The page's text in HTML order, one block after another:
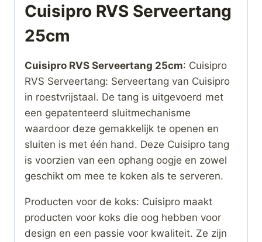
Cuisipro RVS Serveertang
25cm
Cuisipro RVS Serveertang 25cm: Cuisipro
RVS Serveertang: Serveertang van Cuisipro
in roestvrijstaal. De tang is uitgevoerd met
een gepatenteerd sluitmechanisme
waardoor deze gemakkelijk te openen en
sluiten is met één hand. Deze Cuisipro tang
is voorzien van een ophang oogje en zowel
geschikt om mee te koken als te serveren.
Producten voor de koks: Cuisipro maakt
producten voor koks die oog hebben voor
design en een passie voor kwaliteit. Ze zijn